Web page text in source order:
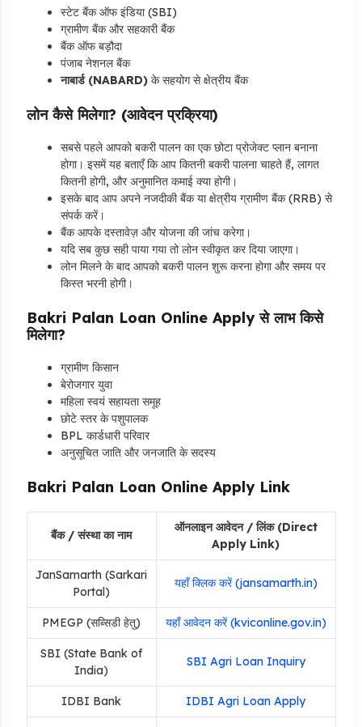
स्टेट बैंक ऑफ इंडिया (SBI)
ग्रामीण बैंक और सहकारी बैंक
बैंक ऑफ बड़ौदा
पंजाब नेशनल बैंक
नाबार्ड (NABARD)के सहयोग से क्षेत्रीय बैंक
लोन कैसे मिलेगा? (आवेदन प्रक्रिया)
सबसे पहले आपको बकरी पालन का एक छोटा प्रोजेक्ट प्लान बनाना
होगा। इसमें यह बताएँ कि आप कितनी बकरी पालना चाहते हैं, लागत
कितनी होगी, और अनुमानित कमाई क्या होगी।
इसके बाद आप अपने नजदीकी बैंक या क्षेत्रीय ग्रामीण बैंक (RRB) से
संपर्क करें।
बैंक आपके दस्तावेज़ और योजना की जांच करेगा।
यदि सब कुछ सही पाया गया तो लोन स्वीकृत कर दिया जाएगा।
लोन मिलने के बाद आपको बकरी पालन शुरू करना होगा और समय पर
किस्त भरनी होगी।
Bakri Palan Loan Online Apply से लाभ किसे
मिलेगा?
ग्रामीण किसान
बेरोजगार युवा
महिला स्वयं सहायता समूह
छोटे स्तर के पशुपालक
BPL कार्डधारी परिवार
अनुसूचित जाति और जनजाति के सदस्य
Bakri Palan Loan Online Apply Link
बैंक / संस्था का नाम
ऑनलाइन आवेदन / लिंक (Direct
Apply Link)
JanSamarth (Sarkari
Portal)
यहाँ क्लिक करें (jansamarth.in)
PMEGP (सब्सिडी हेतु) यहाँ आवेदन करें (kviconline.gov.in)
SBI (State Bank of
India)
SBI Agri Loan Inquiry
IDBI Bank IDBI Agri Loan Apply